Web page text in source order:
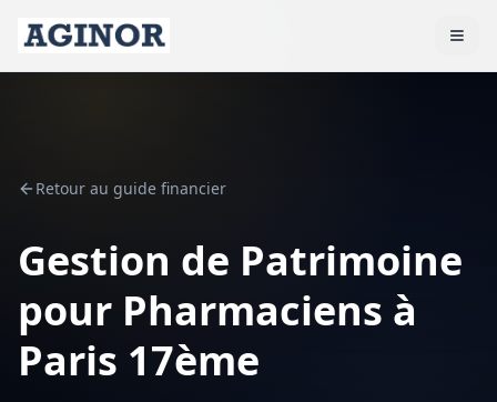
Retour au guide financier
Gestion de Patrimoine
pour Pharmaciens à
Paris 17ème